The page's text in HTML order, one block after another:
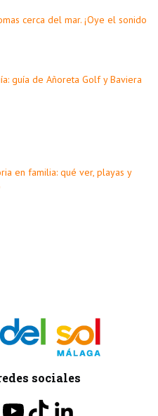
cerca del mar. ¡Oye el sonido
guía de Añoreta Golf y Baviera
en familia: qué ver, playas y
sociales